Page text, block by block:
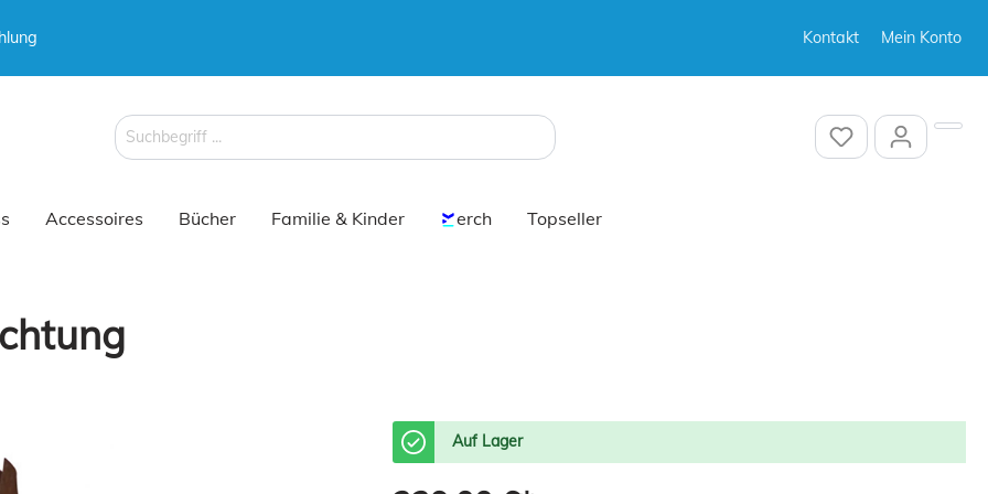
Kontakt Mein Konto
Accessoires Bücher Familie & Kinder erch Topseller
Auf Lager
Schirme